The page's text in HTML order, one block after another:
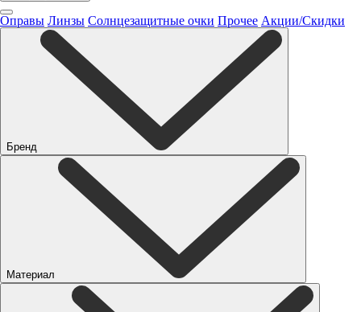
Оправы Линзы Солнцезащитные очки Прочее Акции/Скидки
Бренд
Материал